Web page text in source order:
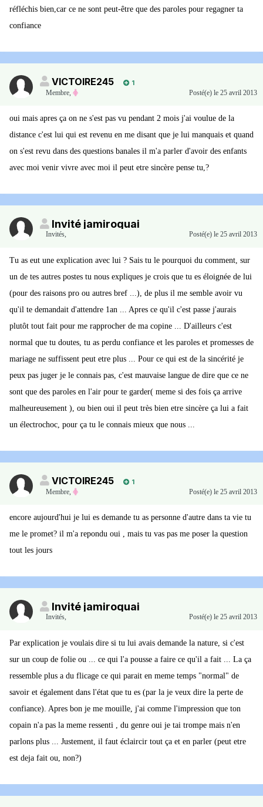
réfléchis bien,car ce ne sont peut-être que des paroles pour regagner ta
confiance
VICTOIRE245
1
Membre, Posté(e) le 25 avril 2013
oui mais apres ça on ne s'est pas vu pendant 2 mois j'ai voulue de la
distance c'est lui qui est revenu en me disant que je lui manquais et quand
on s'est revu dans des questions banales il m'a parler d'avoir des enfants
avec moi venir vivre avec moi il peut etre sincère pense tu,?
Invité jamiroquai
Invités, Posté(e) le 25 avril 2013
Tu as eut une explication avec lui ? Sais tu le pourquoi du comment, sur
un de tes autres postes tu nous expliques je crois que tu es éloignée de lui
(pour des raisons pro ou autres bref ...), de plus il me semble avoir vu
qu'il te demandait d'attendre 1an ... Apres ce qu'il c'est passe j'aurais
plutôt tout fait pour me rapprocher de ma copine ... D'ailleurs c'est
normal que tu doutes, tu as perdu confiance et les paroles et promesses de
mariage ne suffissent peut etre plus ... Pour ce qui est de la sincérité je
peux pas juger je le connais pas, c'est mauvaise langue de dire que ce ne
sont que des paroles en l'air pour te garder( meme si des fois ça arrive
malheureusement ), ou bien oui il peut très bien etre sincère ça lui a fait
un électrochoc, pour ça tu le connais mieux que nous ...
VICTOIRE245
1
Membre, Posté(e) le 25 avril 2013
encore aujourd'hui je lui es demande tu as personne d'autre dans ta vie tu
me le promet? il m'a repondu oui , mais tu vas pas me poser la question
tout les jours
Invité jamiroquai
Invités, Posté(e) le 25 avril 2013
Par explication je voulais dire si tu lui avais demande la nature, si c'est
sur un coup de folie ou ... ce qui l'a pousse a faire ce qu'il a fait ... La ça
ressemble plus a du flicage ce qui parait en meme temps "normal" de
savoir et également dans l'état que tu es (par la je veux dire la perte de
confiance). Apres bon je me mouille, j'ai comme l'impression que ton
copain n'a pas la meme ressenti , du genre oui je tai trompe mais n'en
parlons plus ... Justement, il faut éclaircir tout ça et en parler (peut etre
est deja fait ou, non?)